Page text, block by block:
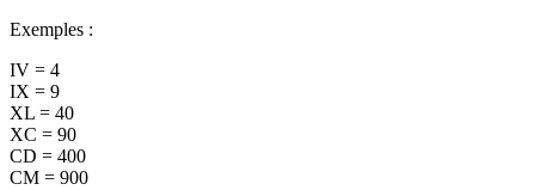
Exemples :
IV = 4
IX = 9
XL = 40
XC = 90
CD = 400
CM = 900